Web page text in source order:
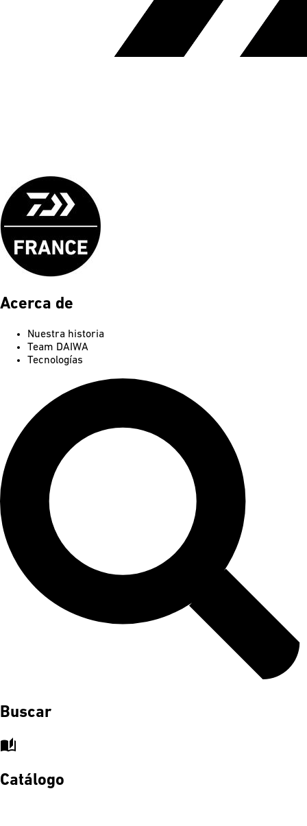
Acerca de
Nuestra historia
Team DAIWA
Tecnologías
Buscar
auto_stories
Catálogo